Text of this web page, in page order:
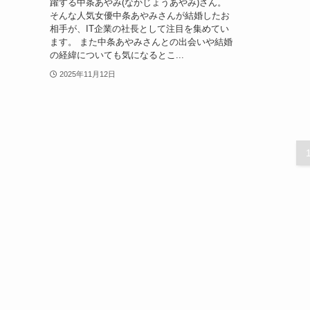
躍する中条あやみ(なかじょうあやみ)さん。
そんな人気女優中条あやみさんが結婚したお
相手が、IT企業の社長として注目を集めてい
ます。 また中条あやみさんとの出会いや結婚
の経緯についても気になるとこ...
2025年11月12日
1